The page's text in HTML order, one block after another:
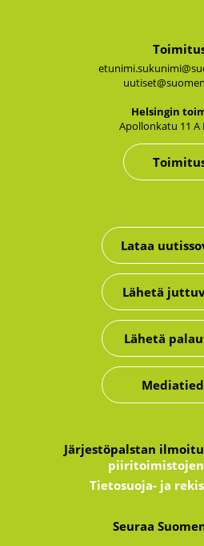
Hel­sin­gin
Apol­lon­ka­tu 11 A
Lataa
Lähetä
Lähetä
Järjestöpalstan
piiritoimistojen
Tietosuoja- ja
Seuraa